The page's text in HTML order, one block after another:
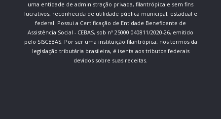
uma entidade de administração privada, filantrópica e sem fins
lucrativos, reconhecida de utilidade pública municipal, estadual e
federal. Possui a Certificação de Entidade Beneficente de
Assistência Social - CEBAS, sob nº 25000.040811/2020-26, emitido
pelo SISCEBAS. Por ser uma instituição filantrópica, nos termos da
legislação tributária brasileira, é isenta aos tributos federais
devidos sobre suas receitas.